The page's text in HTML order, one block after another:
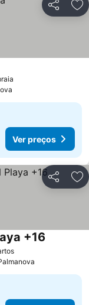
Partilhar
Ver preços
Partilhar
+16